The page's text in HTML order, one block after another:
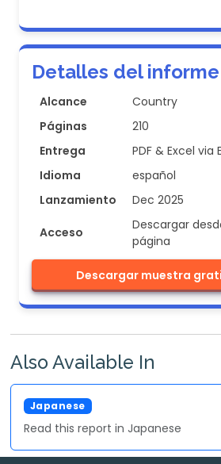
Detalles del informe
Alcance
Country
Páginas
210
Entrega
PDF & Excel via
Idioma
español
Lanzamiento
Dec 2025
Acceso
Descargar
página
Descargar muestra
Also Available In
Japanese
Read this report in Japanese